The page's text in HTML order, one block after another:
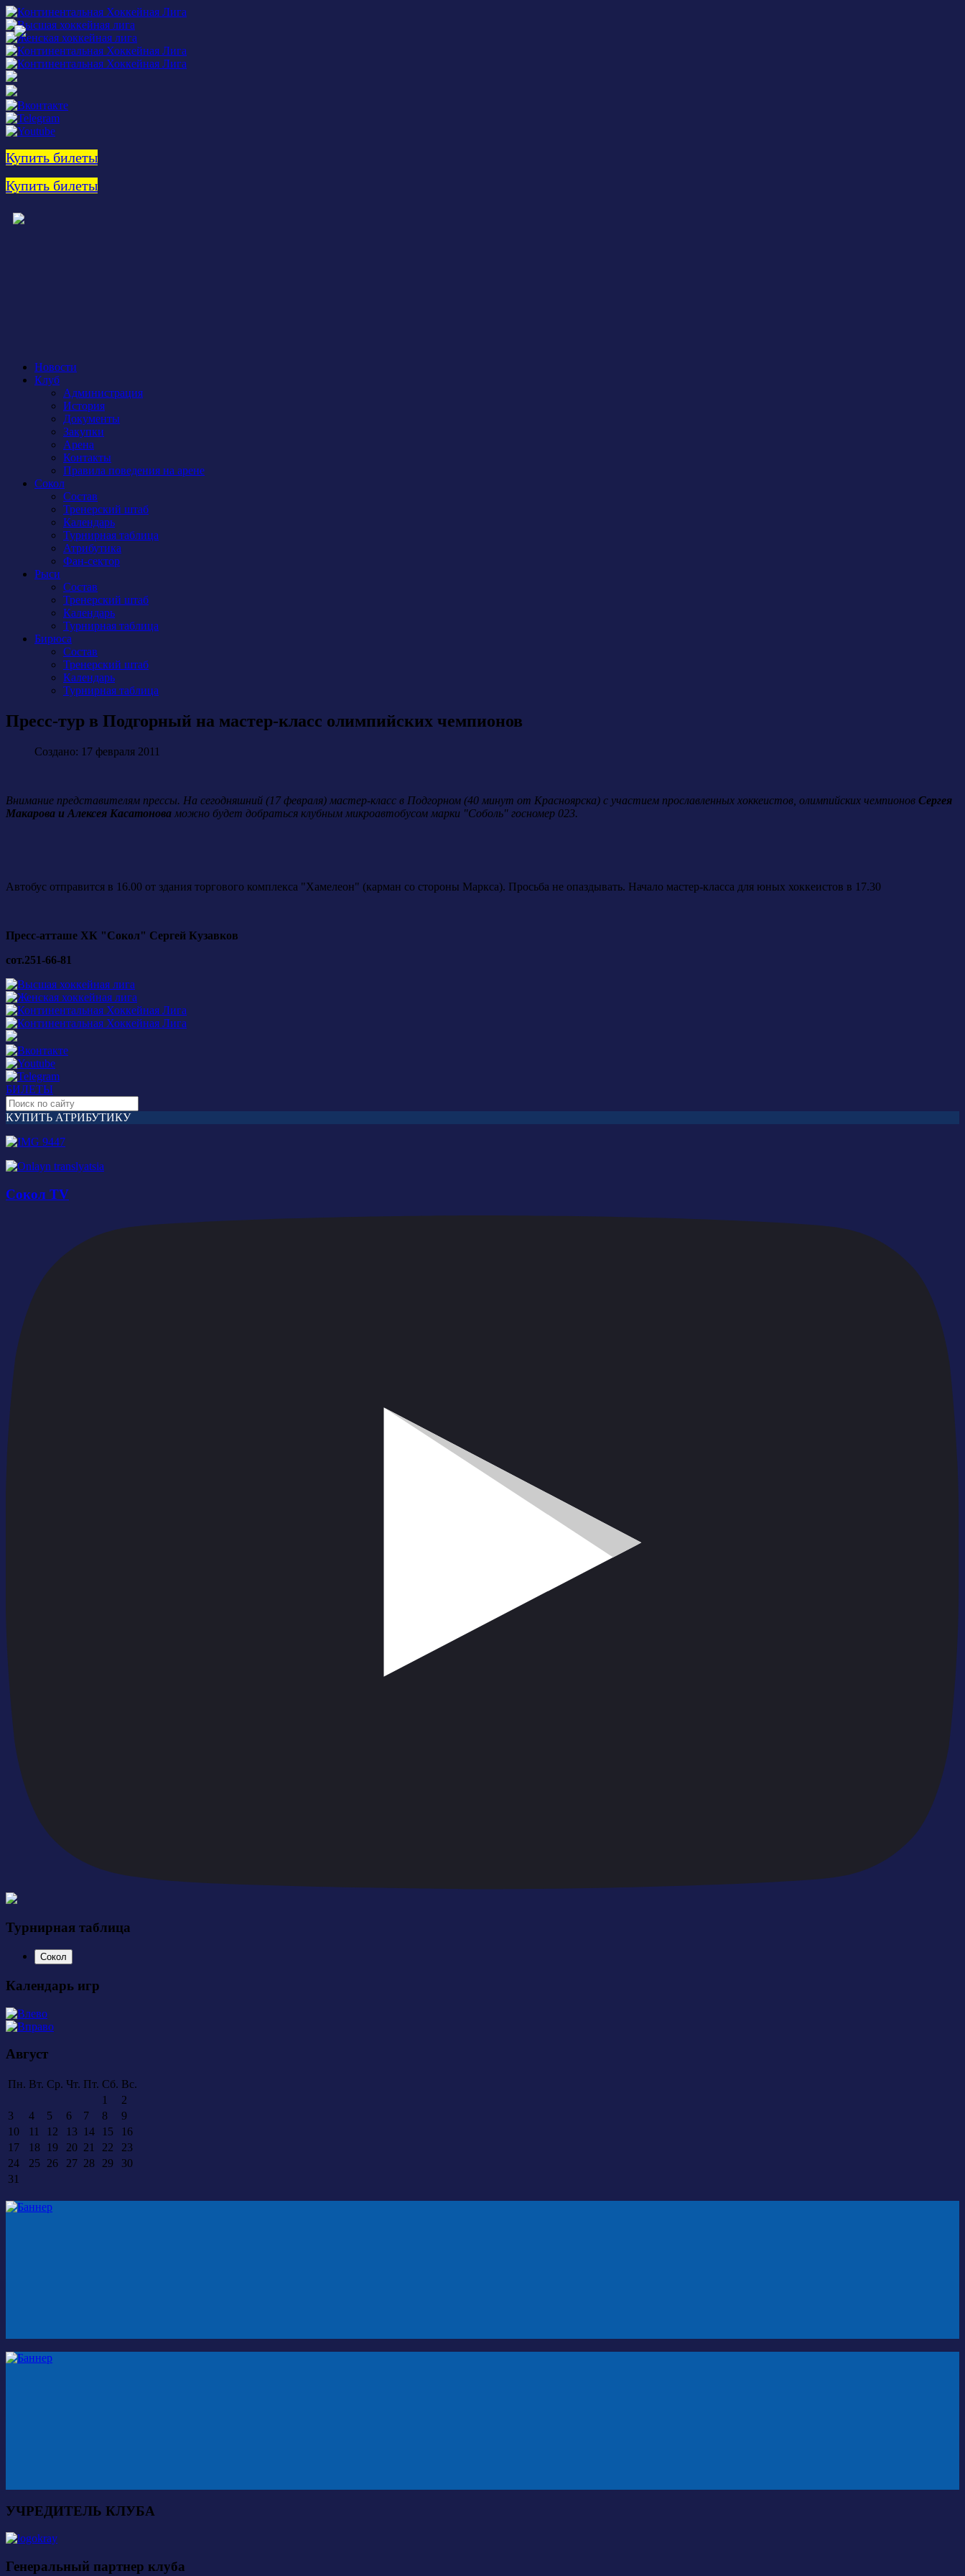
Купить билеты
Купить билеты
Новости
Клуб
Администрация
История
Документы
Закупки
Арена
Контакты
Правила поведения на арене
Сокол
Состав
Тренерский штаб
Календарь
Турнирная таблица
Атрибутика
Фан-сектор
Рыси
Состав
Тренерский штаб
Календарь
Турнирная таблица
Бирюса
Состав
Тренерский штаб
Календарь
Турнирная таблица
Пресс-тур в Подгорный на мастер-класс олимпийских чемпионов
Создано: 17 февраля 2011
Внимание представителям прессы. На сегодняшний (17 февраля) мастер-класс в Подгорном (40 минут от Красноярска) с участием прославленных хоккеистов, олимпийских чемпионов Сергея
Макарова и Алексея Касатонова можно будет добраться клубным микроавтобусом марки "Соболь" госномер 023.
Автобус отправится в 16.00 от здания торгового комплекса "Хамелеон" (карман со стороны Маркса). Просьба не опаздывать. Начало мастер-класса для юных хоккеистов в 17.30
Пресс-атташе ХК "Сокол" Сергей Кузавков
сот.251-66-81
БИЛЕТЫ
КУПИТЬ АТРИБУТИКУ
Сокол TV
Турнирная таблица
Сокол
Календарь игр
Август
Пн. Вт. Ср. Чт. Пт. Сб. Вс.
1
2
3
4 5 6 7 8
9
10
11 12 13 14 15
16
17
18 19 20 21 22
23
24
25 26 27 28 29
30
31
УЧРЕДИТЕЛЬ КЛУБА
Генеральный партнер клуба